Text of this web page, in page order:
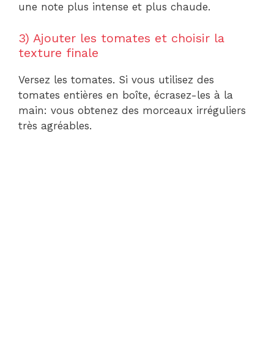
une note plus intense et plus chaude.
3) Ajouter les tomates et choisir la
texture finale
Versez les tomates. Si vous utilisez des
tomates entières en boîte, écrasez-les à la
main: vous obtenez des morceaux irréguliers
très agréables.